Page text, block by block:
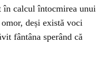
în calcul întocmirea unui
deși există voci
fântâna sperând că